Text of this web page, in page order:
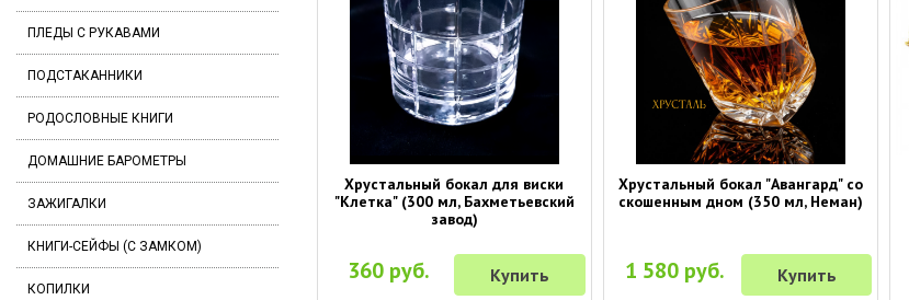
ПЛЕДЫ С РУКАВАМИ
ПОДСТАКАННИКИ
РОДОСЛОВНЫЕ КНИГИ
ДОМАШНИЕ БАРОМЕТРЫ
ЗАЖИГАЛКИ
КНИГИ-СЕЙФЫ (С ЗАМКОМ)
КОПИЛКИ
Хрустальный бокал для виски
"Клетка" (300 мл, Бахметьевский
завод)
360 руб. Купить
Хрустальный бокал "Авангард" со
скошенным дном (350 мл, Неман)
1 580 руб. Купить